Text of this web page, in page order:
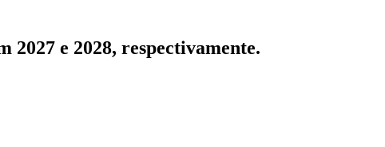
2027 e 2028, respectivamente.